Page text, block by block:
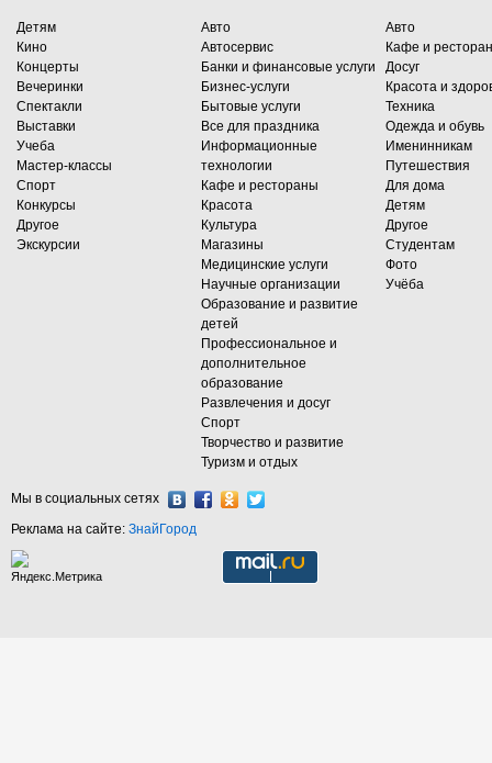
Детям
Кино
Концерты
Вечеринки
Спектакли
Выставки
Учеба
Мастер-классы
Спорт
Конкурсы
Другое
Экскурсии
Авто
Автосервис
Банки и финансовые услуги
Бизнес-услуги
Бытовые услуги
Все для праздника
Информационные
технологии
Кафе и рестораны
Красота
Культура
Магазины
Медицинские услуги
Научные организации
Образование и развитие
детей
Профессиональное и
дополнительное
образование
Развлечения и досуг
Спорт
Творчество и развитие
Туризм и отдых
Авто
Кафе и
Досуг
Красота и
Техника
Одежда и обувь
Именинникам
Путешествия
Для дома
Детям
Другое
Студентам
Фото
Учёба
Мы в социальных сетях
Реклама на сайте: ЗнайГород